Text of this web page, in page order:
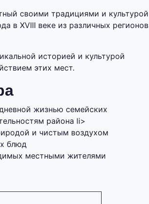
своими традициями и культурой
в XVIII веке из различных регионов
историей и культурой
этих мест.
жизнью семейских
района li>
и чистым воздухом
блюд
местными жителями